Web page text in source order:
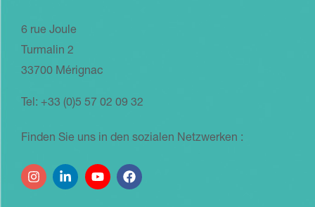
6 rue Joule
Turmalin 2
33700 Mérignac
Tel: +33 (0)5 57 02 09 32
Finden Sie uns in den sozialen Netzwerken :